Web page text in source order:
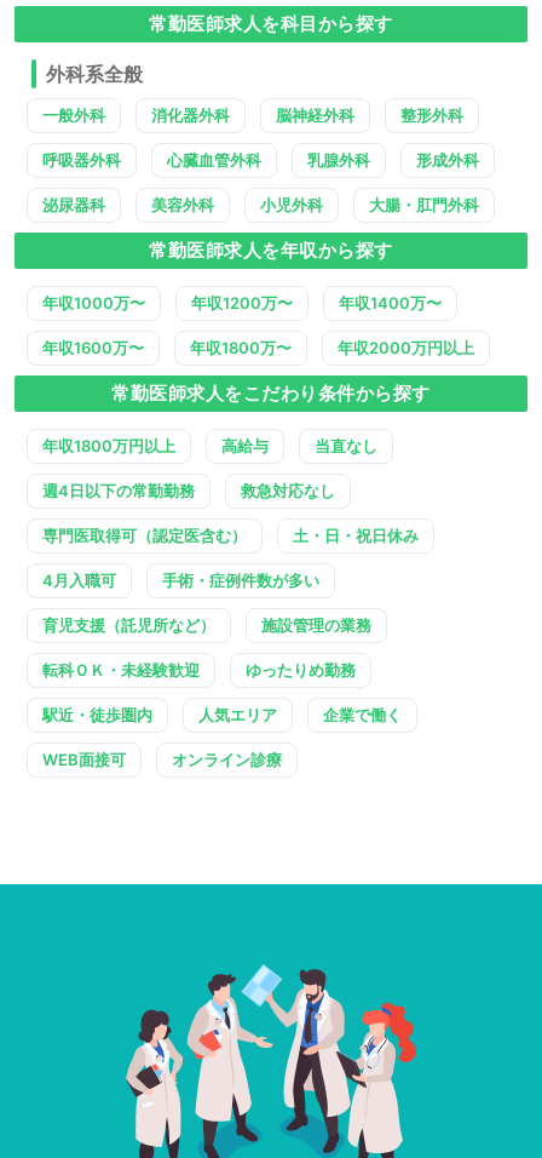
常勤医師求人を科目から探す
外科系全般
一般外科 消化器外科 脳神経外科 整形外科
呼吸器外科 心臓血管外科 乳腺外科 形成外科
泌尿器科 美容外科 小児外科 大腸・肛門外科
常勤医師求人を年収から探す
年収1000万〜 年収1200万〜 年収1400万〜
年収1600万〜 年収1800万〜 年収2000万円以上
常勤医師求人をこだわり条件から探す
年収1800万円以上 高給与 当直なし
週4日以下の常勤勤務 救急対応なし
専門医取得可（認定医含む） 土・日・祝日休み
4月入職可 手術・症例件数が多い
育児支援（託児所など） 施設管理の業務
転科ＯＫ・未経験歓迎 ゆったりめ勤務
駅近・徒歩圏内 人気エリア 企業で働く
WEB面接可 オンライン診療